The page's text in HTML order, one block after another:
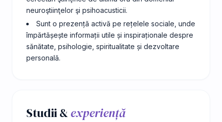
neuroştiinţelor şi psihoacusticii.
Sunt o prezență activă pe rețelele sociale, unde
împărtășește informații utile și inspiraționale despre
sănătate, psihologie, spiritualitate și dezvoltare
personală.
Studii &experiență